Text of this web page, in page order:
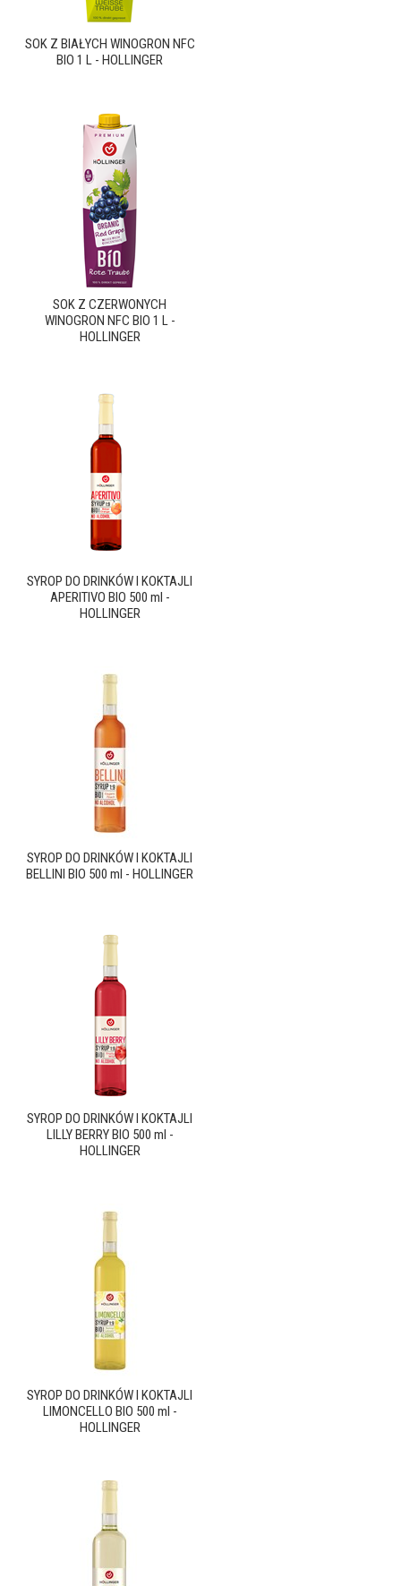
SOK Z BIAŁYCH WINOGRON NFC
BIO 1 L - HOLLINGER
SOK Z CZERWONYCH
WINOGRON NFC BIO 1 L -
HOLLINGER
SYROP DO DRINKÓW I KOKTAJLI
APERITIVO BIO 500 ml -
HOLLINGER
SYROP DO DRINKÓW I KOKTAJLI
BELLINI BIO 500 ml - HOLLINGER
SYROP DO DRINKÓW I KOKTAJLI
LILLY BERRY BIO 500 ml -
HOLLINGER
SYROP DO DRINKÓW I KOKTAJLI
LIMONCELLO BIO 500 ml -
HOLLINGER